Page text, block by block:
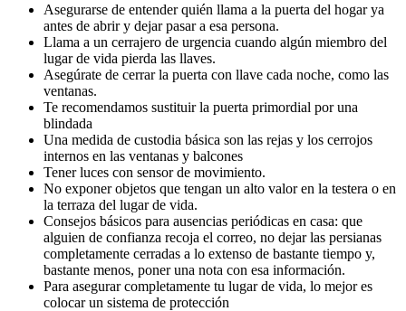
Asegurarse de entender quién llama a la puerta del hogar ya
antes de abrir y dejar pasar a esa persona.
Llama a un cerrajero de urgencia cuando algún miembro del
lugar de vida pierda las llaves.
Asegúrate de cerrar la puerta con llave cada noche, como las
ventanas.
Te recomendamos sustituir la puerta primordial por una
blindada
Una medida de custodia básica son las rejas y los cerrojos
internos en las ventanas y balcones
Tener luces con sensor de movimiento.
No exponer objetos que tengan un alto valor en la testera o en
la terraza del lugar de vida.
Consejos básicos para ausencias periódicas en casa: que
alguien de confianza recoja el correo, no dejar las persianas
completamente cerradas a lo extenso de bastante tiempo y,
bastante menos, poner una nota con esa información.
Para asegurar completamente tu lugar de vida, lo mejor es
colocar un sistema de protección